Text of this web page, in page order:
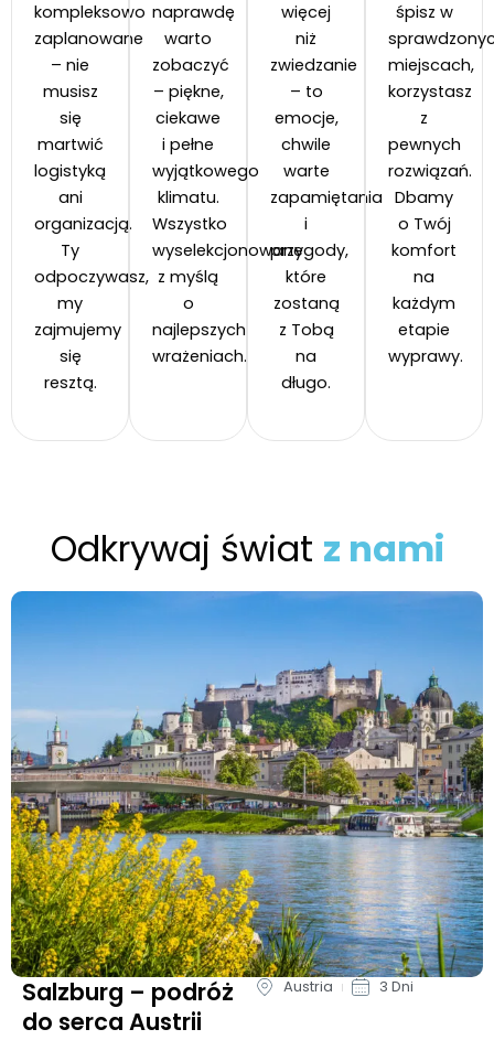
kompleksowo
zaplanowane
– nie
musisz
się
martwić
logistyką
ani
organizacją.
Ty
odpoczywasz,
my
zajmujemy
się
resztą.
naprawdę
warto
zobaczyć
– piękne,
ciekawe
i pełne
wyjątkowego
klimatu.
Wszystko
wyselekcjonowane
z myślą
o
najlepszych
wrażeniach.
więcej
niż
zwiedzanie
– to
emocje,
chwile
warte
zapamiętania
i
przygody,
które
zostaną
z Tobą
na
długo.
śpisz w
miejscach,
korzystasz
z
pewnych
rozwiązań.
Dbamy
o Twój
komfort
na
każdym
etapie
wyprawy.
Odkrywaj świat z nami
Salzburg – podróż
do serca Austrii
Austria 3 Dni